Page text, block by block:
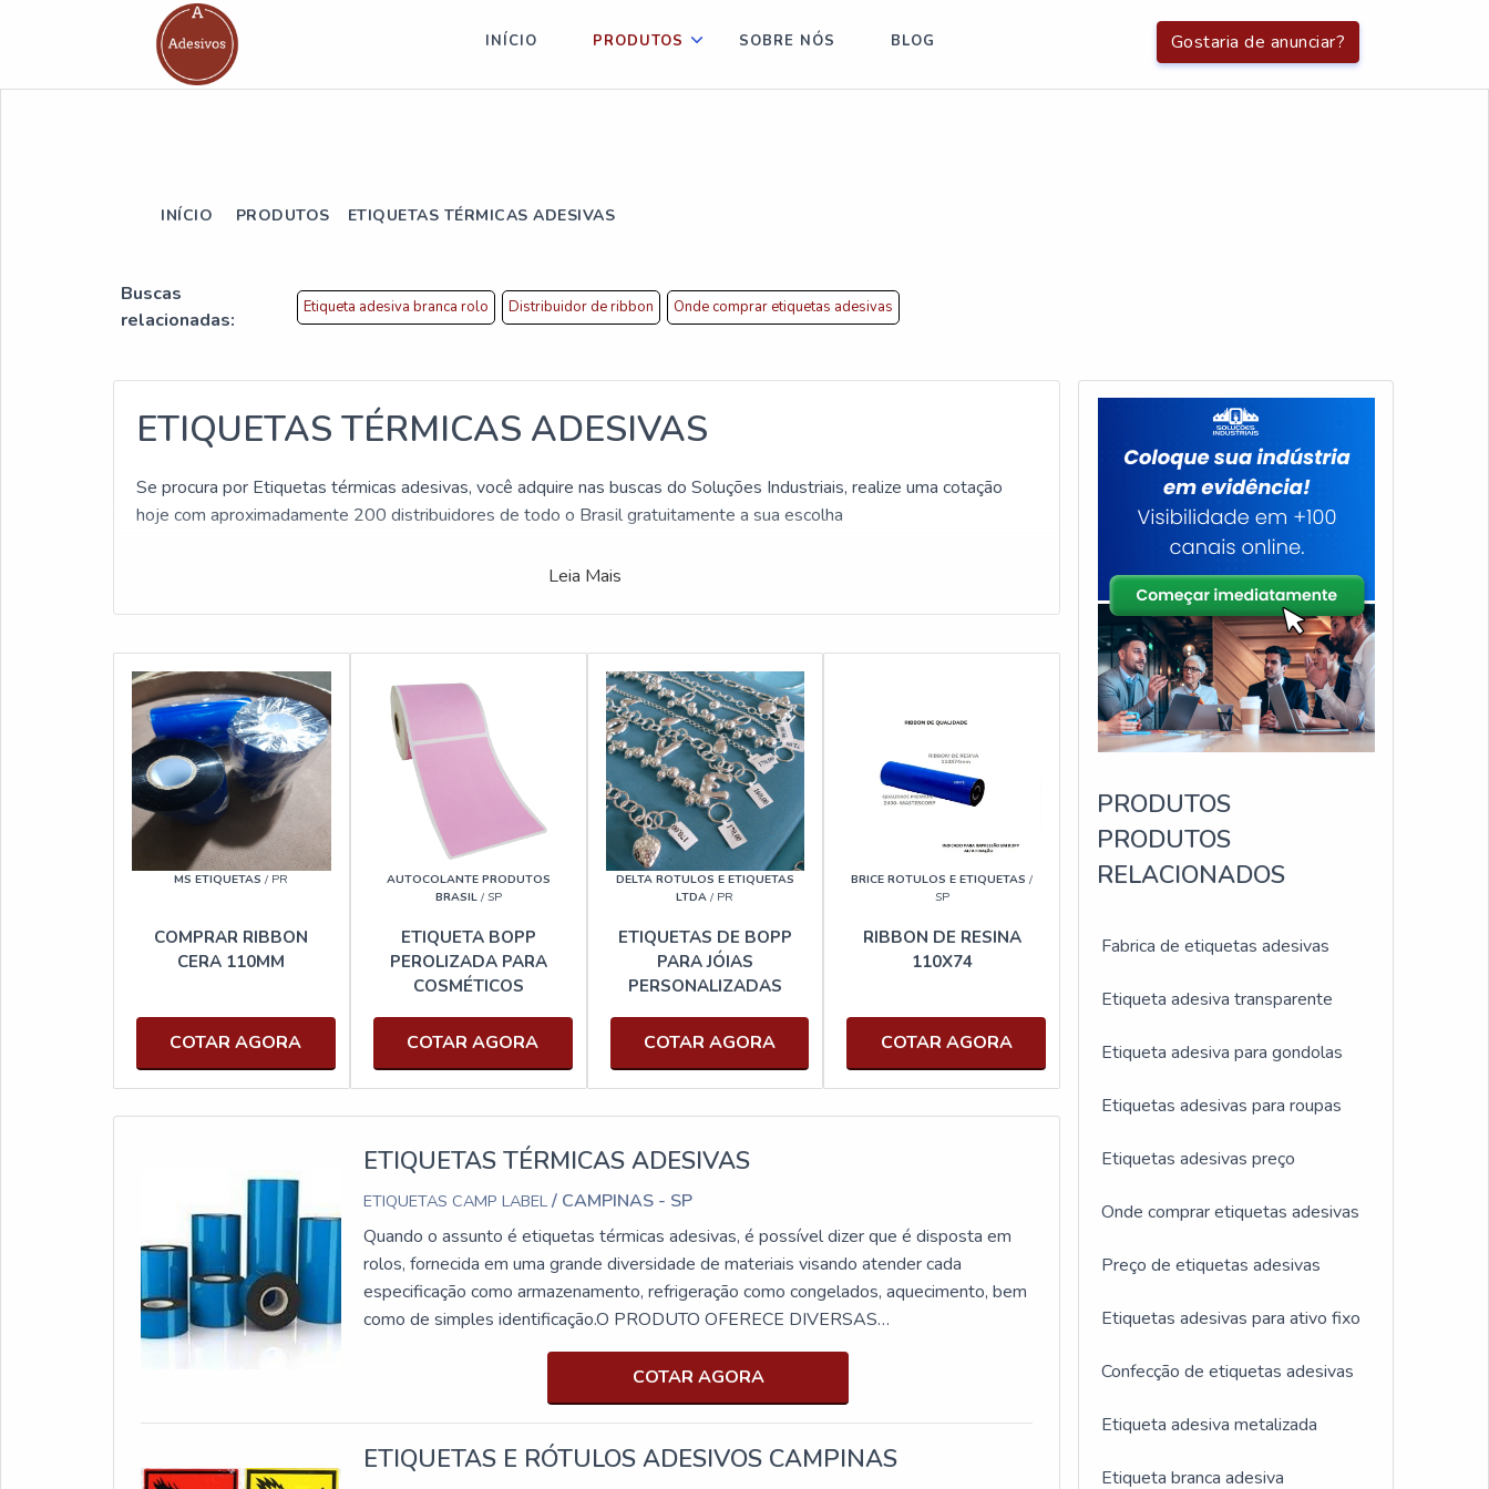
Gostaria de anunciar?
INÍCIO PRODUTOS SOBRE NÓS BLOG
INÍCIO PRODUTOS ETIQUETAS TÉRMICAS ADESIVAS
Buscas
relacionadas:
Etiqueta adesiva branca rolo Distribuidor de ribbon Onde comprar etiquetas adesivas
ETIQUETAS TÉRMICAS ADESIVAS
Se procura por Etiquetas térmicas adesivas, você adquire nas buscas do Soluções Industriais, realize uma cotação
hoje com aproximadamente 200 distribuidores de todo o Brasil gratuitamente a sua escolha
Leia Mais
MS ETIQUETAS / PR
COMPRAR RIBBON
CERA 110MM
COTAR AGORA
AUTOCOLANTE PRODUTOS
BRASIL/ SP
ETIQUETA BOPP
PEROLIZADA PARA
COSMÉTICOS
COTAR AGORA
DELTA ROTULOS E ETIQUETAS
LTDA / PR
ETIQUETAS DE BOPP
PARA JÓIAS
PERSONALIZADAS
COTAR AGORA
BRICE ROTULOS E ETIQUETAS /
SP
RIBBON DE RESINA
110X74
COTAR AGORA
ETIQUETAS TÉRMICAS ADESIVAS
ETIQUETAS CAMP LABEL/ CAMPINAS - SP
Quando o assunto é etiquetas térmicas adesivas, é possível dizer que é disposta em
rolos, fornecida em uma grande diversidade de materiais visando atender cada
especificação como armazenamento, refrigeração como congelados, aquecimento, bem
como de simples identificação.O PRODUTO OFERECE DIVERSAS
VANTAGENSProduzido com um papel especial, que quando entra em contato com
uma alta temperatura cria uma camada de tinta. Esta só funciona em máquinas térmicas
e apresenta maior custo-benefício tendo como função, identificar caixas, linhas de
distribuição, produtos e rótulos , um grande diferencial para segmentos como indústria
alimentícia, agricultura, indústria têxtil e entre outras.As experiências acumuladas
COTAR AGORA
ETIQUETAS E RÓTULOS ADESIVOS CAMPINAS
PRODUTOS
PRODUTOS
RELACIONADOS
Fabrica de etiquetas adesivas
Etiqueta adesiva transparente
Etiqueta adesiva para gondolas
Etiquetas adesivas para roupas
Etiquetas adesivas preço
Onde comprar etiquetas adesivas
Preço de etiquetas adesivas
Etiquetas adesivas para ativo fixo
Confecção de etiquetas adesivas
Etiqueta adesiva metalizada
Etiqueta branca adesiva